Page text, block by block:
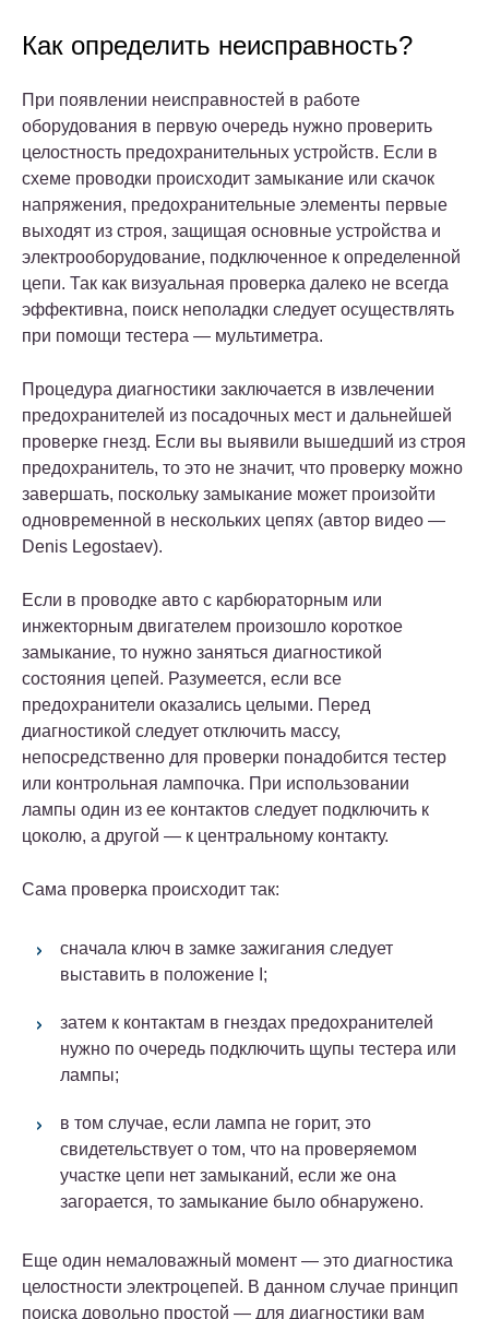
Как определить неисправность?
При появлении неисправностей в работе
оборудования в первую очередь нужно проверить
целостность предохранительных устройств. Если в
схеме проводки происходит замыкание или скачок
напряжения, предохранительные элементы первые
выходят из строя, защищая основные устройства и
электрооборудование, подключенное к определенной
цепи. Так как визуальная проверка далеко не всегда
эффективна, поиск неполадки следует осуществлять
при помощи тестера — мультиметра.
Процедура диагностики заключается в извлечении
предохранителей из посадочных мест и дальнейшей
проверке гнезд. Если вы выявили вышедший из строя
предохранитель, то это не значит, что проверку можно
завершать, поскольку замыкание может произойти
одновременной в нескольких цепях (автор видео —
Denis Legostaev).
Если в проводке авто с карбюраторным или
инжекторным двигателем произошло короткое
замыкание, то нужно заняться диагностикой
состояния цепей. Разумеется, если все
предохранители оказались целыми. Перед
диагностикой следует отключить массу,
непосредственно для проверки понадобится тестер
или контрольная лампочка. При использовании
лампы один из ее контактов следует подключить к
цоколю, а другой — к центральному контакту.
Сама проверка происходит так:
сначала ключ в замке зажигания следует
выставить в положение I;
затем к контактам в гнездах предохранителей
нужно по очередь подключить щупы тестера или
лампы;
в том случае, если лампа не горит, это
свидетельствует о том, что на проверяемом
участке цепи нет замыканий, если же она
загорается, то замыкание было обнаружено.
Еще один немаловажный момент — это диагностика
целостности электроцепей. В данном случае принцип
поиска довольно простой — для диагностики вам